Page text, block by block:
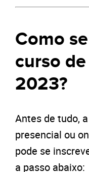
Como
curso
2023?
Antes de tudo, a
presencial ou
pode se
a passo abaixo: